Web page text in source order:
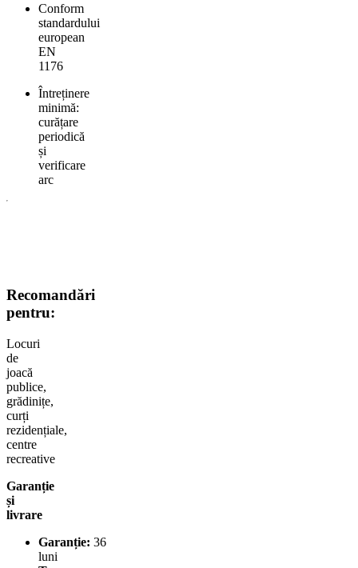
Conform
standardului
european
EN
1176
Întreținere
minimă:
curățare
periodică
și
verificare
arc
Recomandări
pentru:
Locuri
de
joacă
publice,
grădinițe,
curți
rezidențiale,
centre
recreative
Garanție
și
livrare
Garanție: 36
luni